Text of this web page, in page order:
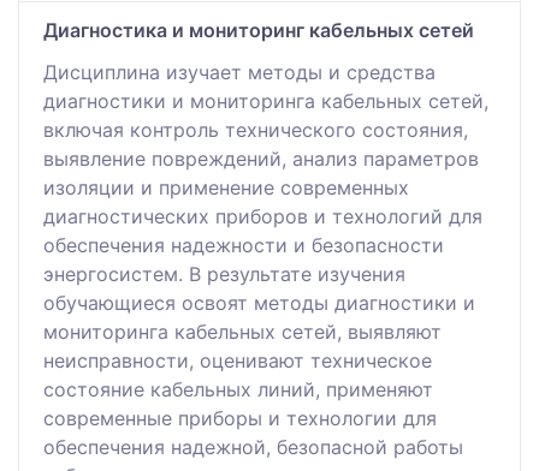
Диагностика и мониторинг кабельных сетей
Дисциплина изучает методы и средства
диагностики и мониторинга кабельных сетей,
включая контроль технического состояния,
выявление повреждений, анализ параметров
изоляции и применение современных
диагностических приборов и технологий для
обеспечения надежности и безопасности
энергосистем. В результате изучения
обучающиеся освоят методы диагностики и
мониторинга кабельных сетей, выявляют
неисправности, оценивают техническое
состояние кабельных линий, применяют
современные приборы и технологии для
обеспечения надежной, безопасной работы